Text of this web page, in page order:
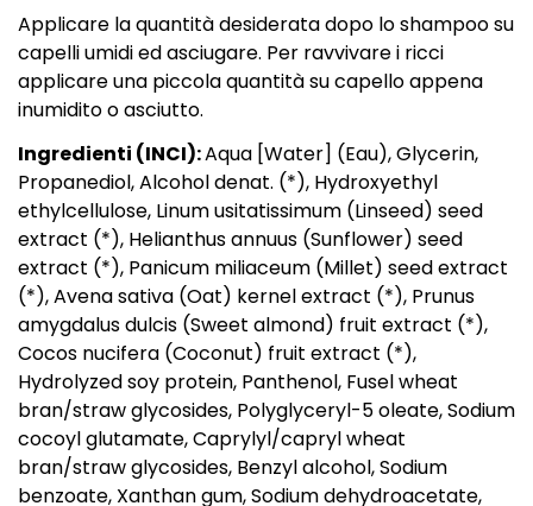
Applicare la quantità desiderata dopo lo shampoo su
capelli umidi ed asciugare. Per ravvivare i ricci
applicare una piccola quantità su capello appena
inumidito o asciutto.
Ingredienti (INCI):Aqua [Water] (Eau), Glycerin,
Propanediol, Alcohol denat. (*), Hydroxyethyl
ethylcellulose, Linum usitatissimum (Linseed) seed
extract (*), Helianthus annuus (Sunflower) seed
extract (*), Panicum miliaceum (Millet) seed extract
(*), Avena sativa (Oat) kernel extract (*), Prunus
amygdalus dulcis (Sweet almond) fruit extract (*),
Cocos nucifera (Coconut) fruit extract (*),
Hydrolyzed soy protein, Panthenol, Fusel wheat
bran/straw glycosides, Polyglyceryl-5 oleate, Sodium
cocoyl glutamate, Caprylyl/capryl wheat
bran/straw glycosides, Benzyl alcohol, Sodium
benzoate, Xanthan gum, Sodium dehydroacetate,